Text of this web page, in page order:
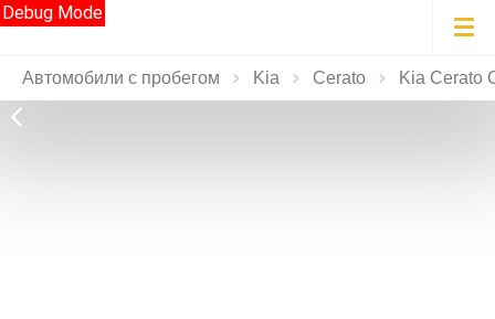
Debug Mode
Автомобили с пробегом Kia Cerato Kia Cerato